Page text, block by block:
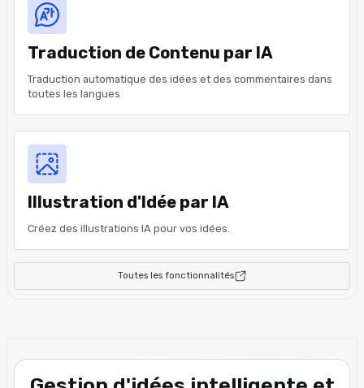
Traduction de Contenu par IA
Traduction automatique des idées et des commentaires dans
toutes les langues
Illustration d'Idée par IA
Créez des illustrations IA pour vos idées.
Toutes les fonctionnalités